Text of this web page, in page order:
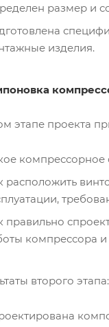
размер и
изделия.
этапе проекта
компрессорное
расположить
правильно
компрессора
второго этапа: